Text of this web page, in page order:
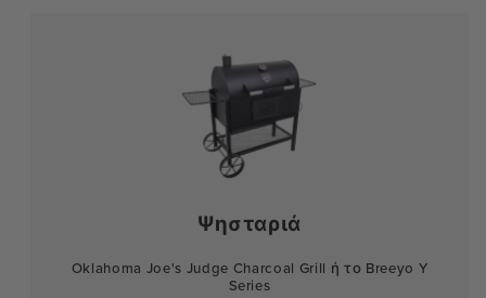
Ψησταριά
Oklahoma Joe's Judge Charcoal Grill ή το Breeyo Y
Series